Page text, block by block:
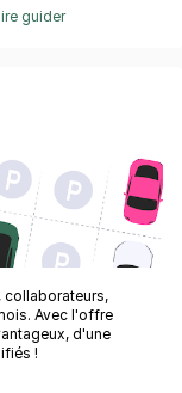
guider
collaborateurs,
Avec l'offre
d'une
!